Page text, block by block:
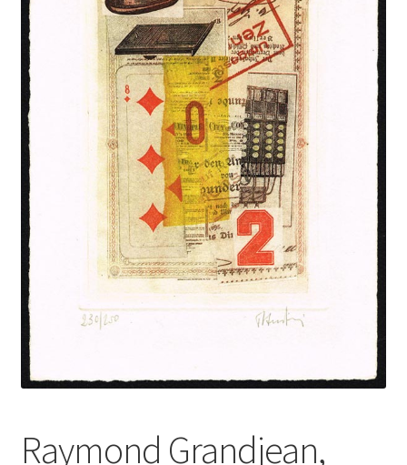
Raymond Grandjean,